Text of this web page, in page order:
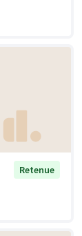
Retenue